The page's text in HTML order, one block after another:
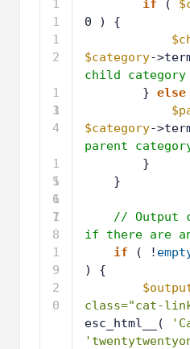
1
1
1
2
1
3
1
4
1
5
1
6
1
7
1
8
1
9
2
0
if
(
0 ) {
$category-
child category
} else
$category-
parent
}
}
// Output
if there are
if
( !
) {
class="cat-
esc_html__(